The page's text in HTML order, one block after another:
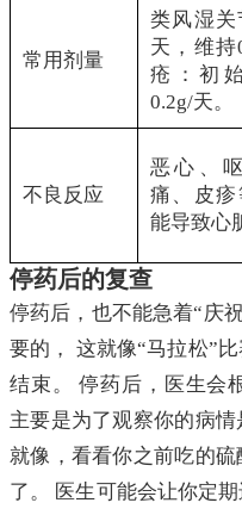
常用剂量
类风湿关
天，维持
疮：初
0.2g/天。
不良反应
恶心、
痛、皮
能导致心
停药后的复查
停药后，也不能急着“庆
要的， 这就像“马拉松”
结束。 停药后，医生会
主要是为了观察你的病情
就像，看看你之前吃的
了。 医生可能会让你定